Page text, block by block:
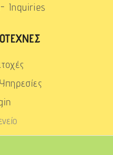
Inquiries